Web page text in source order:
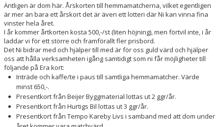
MATCHER
STYRELSE
VÅRA LAG/TRÄNARE
Äntligen är dom här. Årskorten till hemmamatcherna, vilket egentligen
är mer än bara ett årskort det är även ett lotteri där Ni kan vinna fina
vinster hela året.
I år kommer årtkorten kosta 500,-/st (liten höjning), men förtvil inte, i år
laddar vi för ett större och framförallt fler prisbord.
Det Ni bidrar med och hjälper till med är för oss guld värd och hjälper
oss att hålla verksamheten igång samtidigt som ni får möjligheter till
följande på Era kort:
Inträde och kaffe/te i paus till samtliga hemmamatcher. Värde
minst 650,-.
Presentkort från Beijer Byggmaterial lottas ut 2 ggr/år.
Presentkort från Hurtigs Bil lottas ut 3 ggr/år.
Presentkort från Tempo Kareby Livs i samband med att dom under